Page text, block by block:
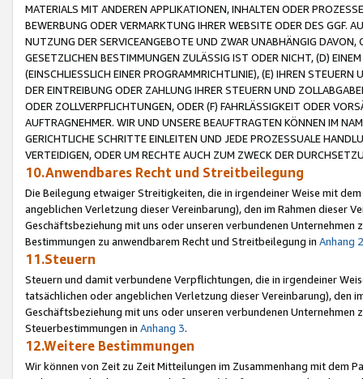
MATERIALS MIT ANDEREN APPLIKATIONEN, INHALTEN ODER
BEWERBUNG ODER VERMARKTUNG IHRER WEBSITE ODER DES GGF.
NUTZUNG DER SERVICEANGEBOTE UND ZWAR UNABHÄNGIG
GESETZLICHEN BESTIMMUNGEN ZULÄSSIG IST ODER NICHT, (D)
(EINSCHLIESSLICH EINER PROGRAMMRICHTLINIE), (E) IHREN
DER EINTREIBUNG ODER ZAHLUNG IHRER STEUERN UND
ODER ZOLLVERPFLICHTUNGEN, ODER (F) FAHRLÄSSIGKEIT ODER
AUFTRAGNEHMER. WIR UND UNSERE BEAUFTRAGTEN KÖNNEN IM
GERICHTLICHE SCHRITTE EINLEITEN UND JEDE PROZESSUALE
VERTEIDIGEN, ODER UM RECHTE AUCH ZUM ZWECK DER
10.Anwendbares Recht und Streitbeilegung
Die Beilegung etwaiger Streitigkeiten, die in irgendeiner Weise mit
angeblichen Verletzung dieser Vereinbarung), den im Rahmen dieser
Geschäftsbeziehung mit uns oder unseren verbundenen
Bestimmungen zu anwendbarem Recht und Streitbeilegung in Anhang 2
11.Steuern
Steuern und damit verbundene Verpflichtungen, die in irgendeiner
tatsächlichen oder angeblichen Verletzung dieser Vereinbarung), den
Geschäftsbeziehung mit uns oder unseren verbundenen
Steuerbestimmungen in Anhang 3.
12.Weitere Bestimmungen
Wir können von Zeit zu Zeit Mitteilungen im Zusammenhang mit dem